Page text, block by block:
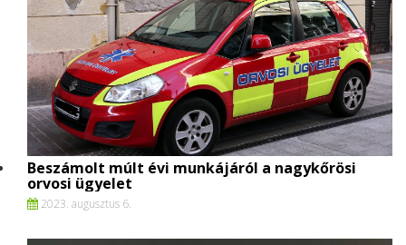
Beszámolt múlt évi munkájáról a nagykőrösi
orvosi ügyelet
2023. augusztus 6.